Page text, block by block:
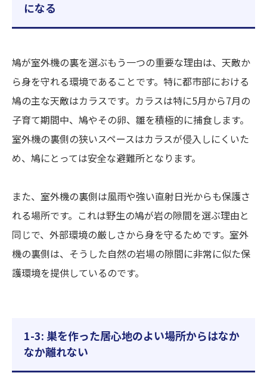
になる
鳩が室外機の裏を選ぶもう一つの重要な理由は、天敵か
ら身を守れる環境であることです。特に都市部における
鳩の主な天敵はカラスです。カラスは特に5月から7月の
子育て期間中、鳩やその卵、雛を積極的に捕食します。
室外機の裏側の狭いスペースはカラスが侵入しにくいた
め、鳩にとっては安全な避難所となります。
また、室外機の裏側は風雨や強い直射日光からも保護さ
れる場所です。これは野生の鳩が岩の隙間を選ぶ理由と
同じで、外部環境の厳しさから身を守るためです。室外
機の裏側は、そうした自然の岩場の隙間に非常に似た保
護環境を提供しているのです。
1-3: 巣を作った居心地のよい場所からはなか
なか離れない